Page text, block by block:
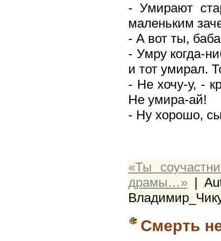
- Умирают
маленьким
- А вот ты,
- Умру когда-
и тот умирал.
- Не хочу-у, -
Не умира-ай!
- Ну хорошо,
«Ты
драмы…» |
Смерть